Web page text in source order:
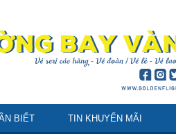
BIẾT TIN KHUYẾN MÃI